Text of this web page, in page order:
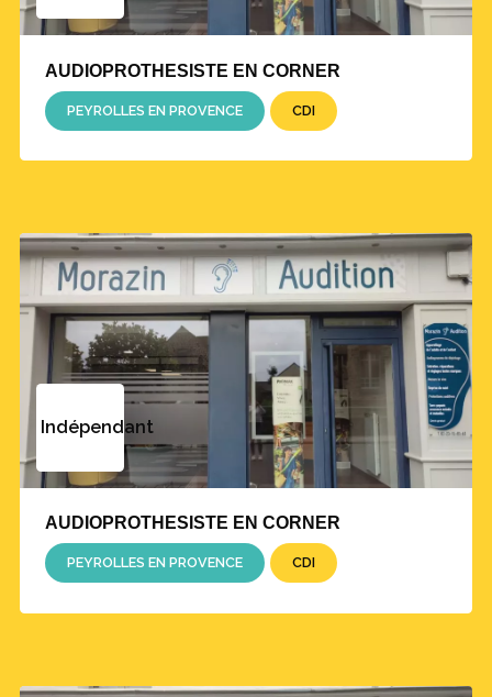
AUDIOPROTHESISTE EN CORNER
PEYROLLES EN PROVENCE CDI
Indépendant
AUDIOPROTHESISTE EN CORNER
PEYROLLES EN PROVENCE CDI